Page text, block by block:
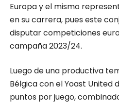
Europa y el mismo
en su carrera, pues este
disputar competiciones
campaña 2023/24.
Luego de una productiva
Bélgica con el Yoast United
puntos por juego,